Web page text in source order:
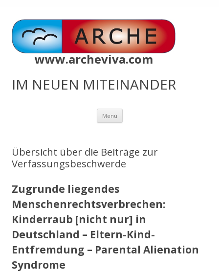
www.archeviva.com
IM NEUEN MITEINANDER
Menü Zum
springen
Übersicht über die Beiträge zur
Verfassungsbeschwerde
Zugrunde liegendes
Menschenrechtsverbrechen:
Kinderraub [nicht nur] in
Deutschland – Eltern-Kind-
Entfremdung – Parental Alienation
Syndrome